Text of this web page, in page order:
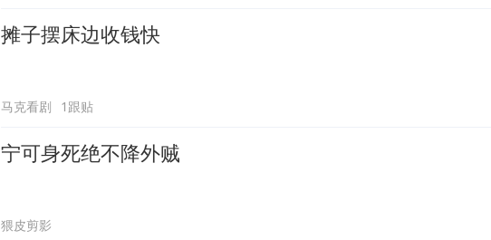
摊子摆床边收钱快
马克看剧 1跟贴
宁可身死绝不降外贼
猥皮剪影